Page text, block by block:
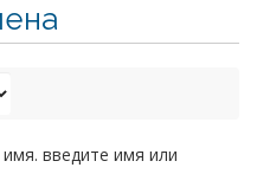
введите имя или